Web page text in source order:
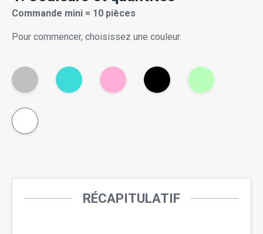
Commande mini = 10 pièces
Pour commencer, choisissez une couleur.
RÉCAPITULATIF